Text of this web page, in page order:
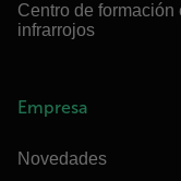
Centro de formación
infrarrojos
Empresa
Novedades